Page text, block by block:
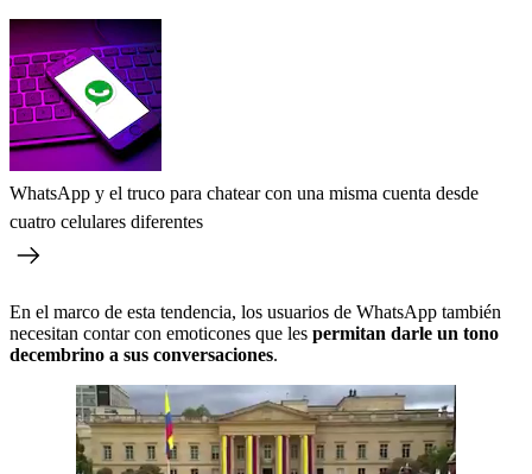
WhatsApp y el truco para chatear con una misma cuenta desde
cuatro celulares diferentes
En el marco de esta tendencia, los usuarios de WhatsApp también
necesitan contar con emoticones que les permitan darle un tono
decembrino a sus conversaciones.